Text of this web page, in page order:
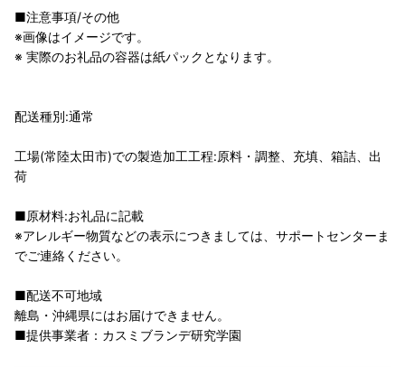
■注意事項/その他
※画像はイメージです。
※ 実際のお礼品の容器は紙パックとなります。
配送種別:通常
工場(常陸太田市)での製造加工工程:原料・調整、充填、箱詰、出
荷
■原材料:お礼品に記載
※アレルギー物質などの表示につきましては、サポートセンターま
でご連絡ください。
■配送不可地域
離島・沖縄県にはお届けできません。
■提供事業者：カスミブランデ研究学園